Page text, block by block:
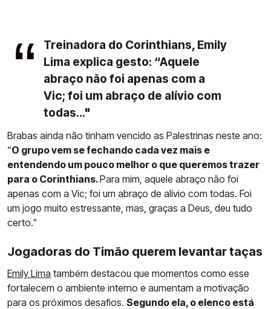
Treinadora do Corinthians, Emily
Lima explica gesto: “Aquele
abraço não foi apenas com a
Vic; foi um abraço de alívio com
todas..."
Brabas ainda não tinham vencido as Palestrinas neste ano:
“O grupo vem se fechando cada vez mais e
entendendo um pouco melhor o que queremos trazer
para o Corinthians.Para mim, aquele abraço não foi
apenas com a Vic; foi um abraço de alívio com todas. Foi
um jogo muito estressante, mas, graças a Deus, deu tudo
certo."
Jogadoras do Timão querem levantar taças
Emily Lima também destacou que momentos como esse
fortalecem o ambiente interno e aumentam a motivação
para os próximos desafios. Segundo ela, o elenco está